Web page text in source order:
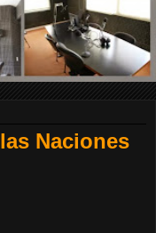
Naciones